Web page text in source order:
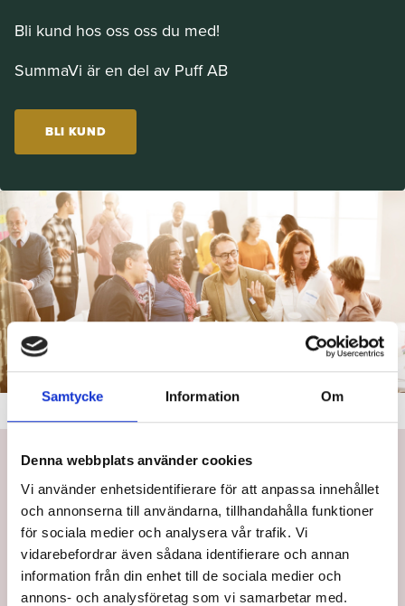
Samtycke Information Om
Denna webbplats använder cookies
Vi använder enhetsidentifierare för att anpassa innehållet
och annonserna till användarna, tillhandahålla funktioner
för sociala medier och analysera vår trafik. Vi
vidarebefordrar även sådana identifierare och annan
information från din enhet till de sociala medier och
annons- och analysföretag som vi samarbetar med.
Bli kund hos oss oss du med!
SummaVi är en del av Puff AB
BLI KUND
Välkommen till
SummaVi
SummaVi erbjuder ramavtal inom en mängd
olika avtalsområden.